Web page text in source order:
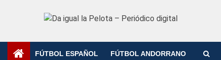
FÚTBOL ESPAÑOL FÚTBOL ANDORRANO